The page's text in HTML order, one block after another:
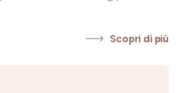
Scopri di più